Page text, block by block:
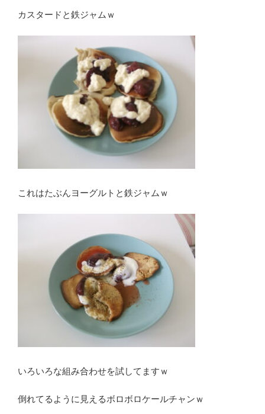
カスタードと鉄ジャムｗ
これはたぶんヨーグルトと鉄ジャムｗ
いろいろな組み合わせを試してますｗ
倒れてるように見えるボロボロケールチャンｗ